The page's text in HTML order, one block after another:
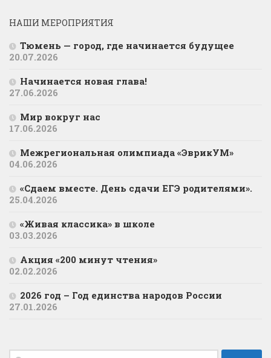
НАШИ МЕРОПРИЯТИЯ
Тюмень — город, где начинается будущее
20.07.2026
Начинается новая глава!
27.06.2026
Мир вокруг нас
17.06.2026
Межрегиональная олимпиада «ЭврикУМ»
04.06.2026
«Сдаем вместе. День сдачи ЕГЭ родителями».
25.04.2026
«Живая классика» в школе
03.03.2026
Акция «200 минут чтения»
02.02.2026
2026 год – Год единства народов России
27.01.2026